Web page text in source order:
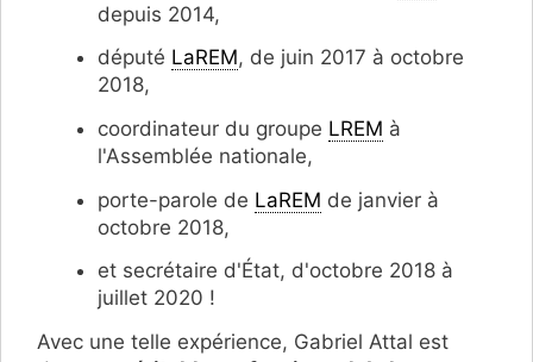
depuis 2014,
député LaREM, de juin 2017 à octobre
2018,
coordinateur du groupe LREM à
l'Assemblée nationale,
porte-parole de LaREM de janvier à
octobre 2018,
et secrétaire d'État, d'octobre 2018 à
juillet 2020 !
Avec une telle expérience, Gabriel Attal est